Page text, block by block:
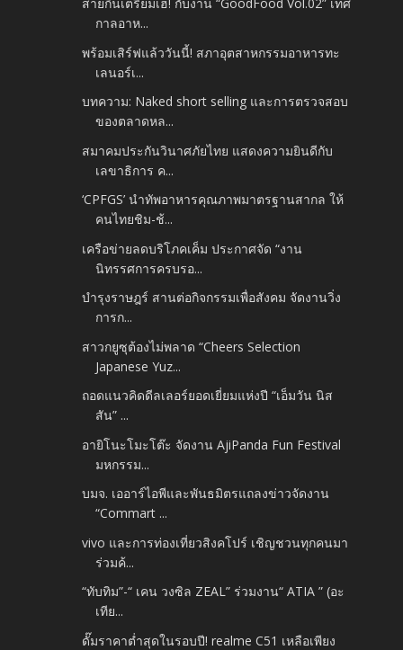
กาลอาห...
พร้อมเสิร์ฟแล้ววันนี้! สภาอุตสาหกรรมอาหารทะ
เลนอร์เ...
บทความ: Naked short selling และการตรวจสอบ
ของตลาดหล...
สมาคมประกันวินาศภัยไทย แสดงความยินดีกับ
เลขาธิการ ค...
‘CPFGS’ นำทัพอาหารคุณภาพมาตรฐานสากล ให้
คนไทยชิม-ช้...
เครือข่ายลดบริโภคเค็ม ประกาศจัด “งาน
นิทรรศการครบรอ...
บำรุงราษฎร์ สานต่อกิจกรรมเพื่อสังคม จัดงานวิ่ง
การก...
สาวกยูซุต้องไม่พลาด “Cheers Selection
Japanese Yuz...
ถอดแนวคิดดีลเลอร์ยอดเยี่ยมแห่งปี “เอ็มวัน นิส
สัน” ...
อายิโนะโมะโต๊ะ จัดงาน AjiPanda Fun Festival
มหกรรม...
บมจ. เออาร์ไอพีและพันธมิตรแถลงข่าวจัดงาน
“Commart ...
vivo และการท่องเที่ยวสิงคโปร์ เชิญชวนทุกคนมา
ร่วมค้...
“ทับทิม”-“ เคน วงซิล ZEAL” ร่วมงาน“ ATIA ” (อะ
เทีย...
ดั๊มราคาต่ำสุดในรอบปี! realme C51 เหลือเพียง